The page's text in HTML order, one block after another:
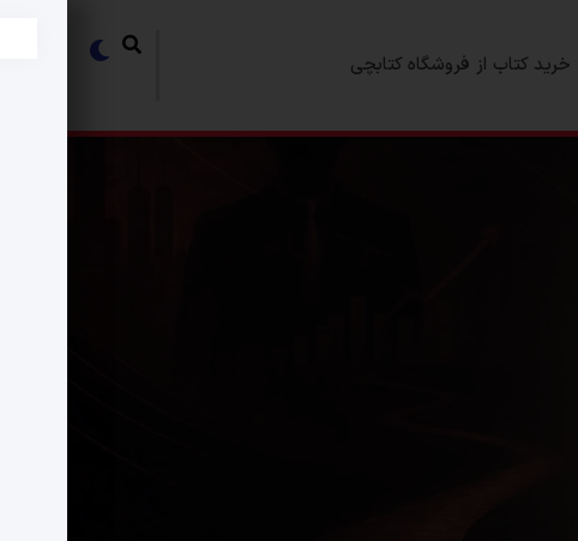
خرید کتاب از فروشگاه کتابچی